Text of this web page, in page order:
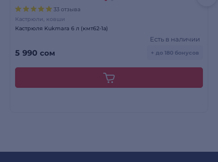
33 отзыва
Кастрюли, ковши
Кастрюля Kukmara 6 л (кмт62-1а)
5 990 сом
Есть в наличии
+ до 180 бонусов